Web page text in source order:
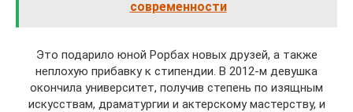
современности
Это подарило юной Рорбах новых друзей, а также
неплохую прибавку к стипендии. В 2012-м девушка
окончила университет, получив степень по изящным
искусствам, драматургии и актерскому мастерству, и